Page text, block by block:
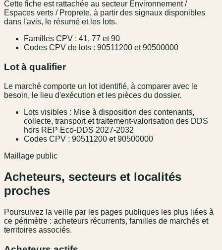
Cette fiche est rattachée au secteur Environnement /
Espaces verts / Proprete, à partir des signaux disponibles
dans l'avis, le résumé et les lots.
Familles CPV : 41, 77 et 90
Codes CPV de lots : 90511200 et 90500000
Lot à qualifier
Le marché comporte un lot identifié, à comparer avec le
besoin, le lieu d'exécution et les pièces du dossier.
Lots visibles : Mise à disposition des contenants,
collecte, transport et traitement-valorisation des DDS
hors REP Eco-DDS 2027-2032
Codes CPV : 90511200 et 90500000
Maillage public
Acheteurs, secteurs et localités
proches
Poursuivez la veille par les pages publiques les plus liées à
ce périmètre : acheteurs récurrents, familles de marchés et
territoires associés.